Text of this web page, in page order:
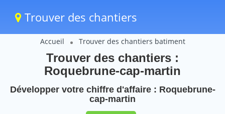
Trouver des chantiers
Accueil Trouver des chantiers batiment
Trouver des chantiers :
Roquebrune-cap-martin
Développer votre chiffre d'affaire : Roquebrune-
cap-martin